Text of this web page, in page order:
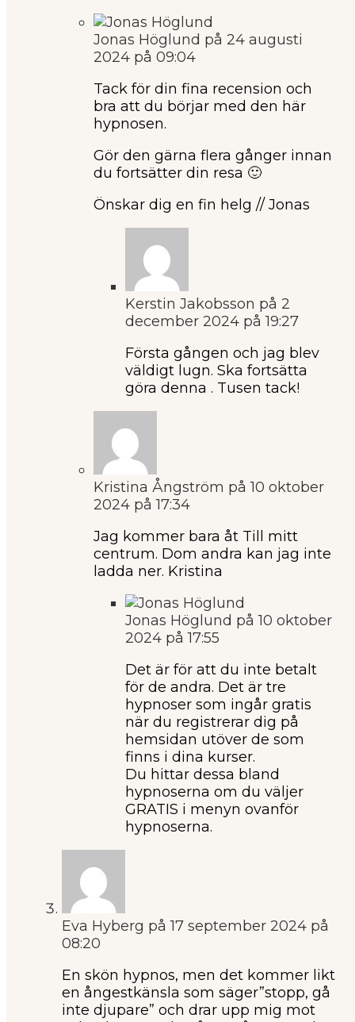
Jonas Höglund på 24 augusti
2024 på 09:04
Tack för din fina recension och
bra att du börjar med den här
hypnosen.
Gör den gärna flera gånger innan
du fortsätter din resa 🙂
Önskar dig en fin helg // Jonas
Kerstin Jakobsson på 2
december 2024 på 19:27
Första gången och jag blev
väldigt lugn. Ska fortsätta
göra denna . Tusen tack!
Kristina Ångström på 10 oktober
2024 på 17:34
Jag kommer bara åt Till mitt
centrum. Dom andra kan jag inte
ladda ner. Kristina
Jonas Höglund på 10 oktober
2024 på 17:55
Det är för att du inte betalt
för de andra. Det är tre
hypnoser som ingår gratis
när du registrerar dig på
hemsidan utöver de som
finns i dina kurser.
Du hittar dessa bland
hypnoserna om du väljer
GRATIS i menyn ovanför
hypnoserna.
Eva Hyberg på 17 september 2024 på
08:20
En skön hypnos, men det kommer likt
en ångestkänsla som säger”stopp, gå
inte djupare” och drar upp mig mot